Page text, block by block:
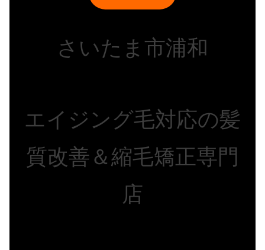
さいたま市浦和
エイジング毛対応の髪
質改善＆縮毛矯正専門
店